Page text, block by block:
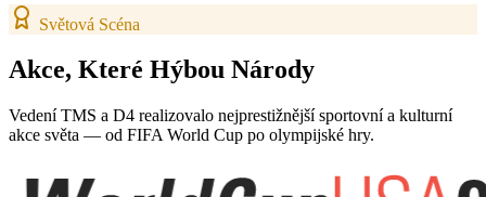
Světová Scéna
Akce, Které Hýbou Národy
Vedení TMS a D4 realizovalo nejprestižnější sportovní a kulturní
akce světa — od FIFA World Cup po olympijské hry.